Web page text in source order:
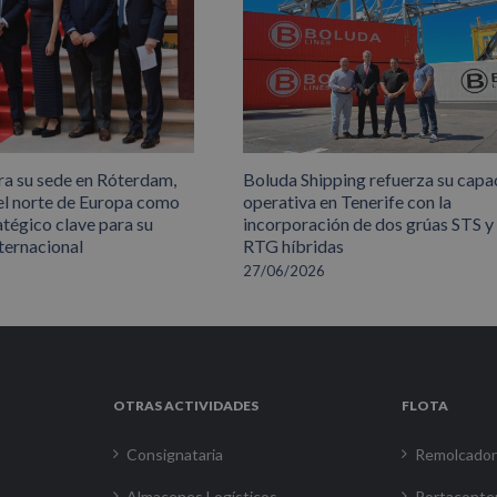
su sede en Róterdam,
norte de Europa como
clave para su
Boluda Shipping refuerza su
operativa en Tenerife con la
incorporación de dos grúas STS
RTG híbridas
27/06/2026
OTRAS ACTIVIDADES
Consignataria
FLOTA